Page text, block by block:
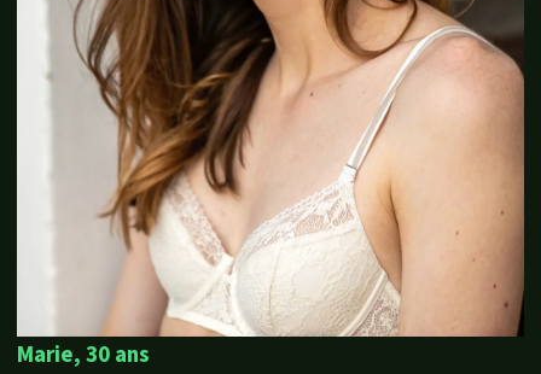
Marie, 30 ans